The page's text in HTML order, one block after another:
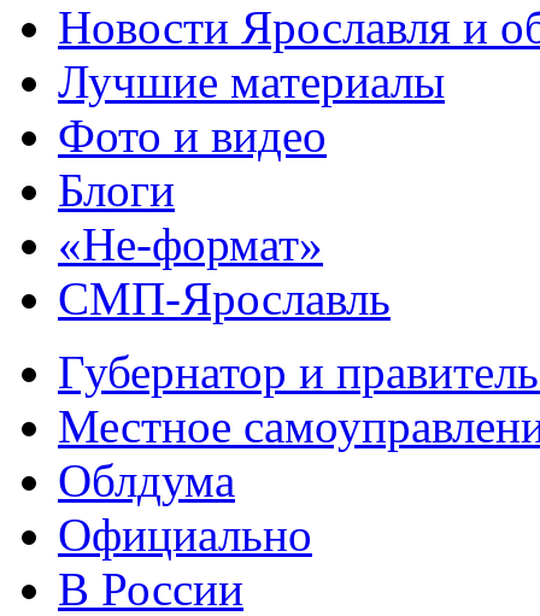
Новости Ярославля и
Лучшие материалы
Фото и видео
Блоги
«Не-формат»
СМП-Ярославль
Губернатор и
Местное
Облдума
Официально
В России